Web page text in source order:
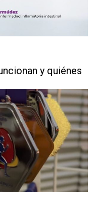
y quiénes